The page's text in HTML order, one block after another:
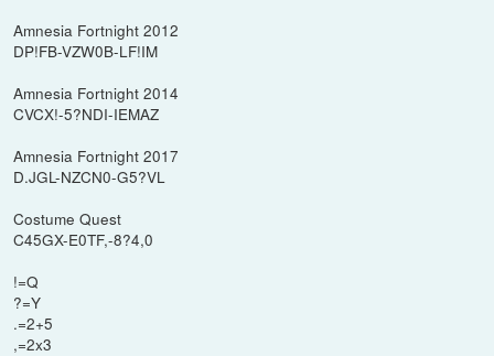
Amnesia Fortnight 2012
DP!FB-VZW0B-LF!IM
Amnesia Fortnight 2014
CVCX!-5?NDI-IEMAZ
Amnesia Fortnight 2017
D.JGL-NZCN0-G5?VL
Costume Quest
C45GX-E0TF,-8?4,0
!=Q
?=Y
.=2+5
,=2x3